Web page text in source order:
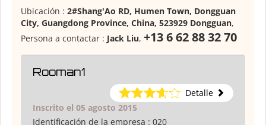
Ubicación : 2#Shang'Ao RD, Humen Town, Dongguan
City, Guangdong Province, China, 523929 Dongguan,
Persona a contactar : Jack Liu, +13 6 62 88 32 70
Rooman1
Detalle
Inscrito el 05 agosto 2015
Identificación de la empresa : 020